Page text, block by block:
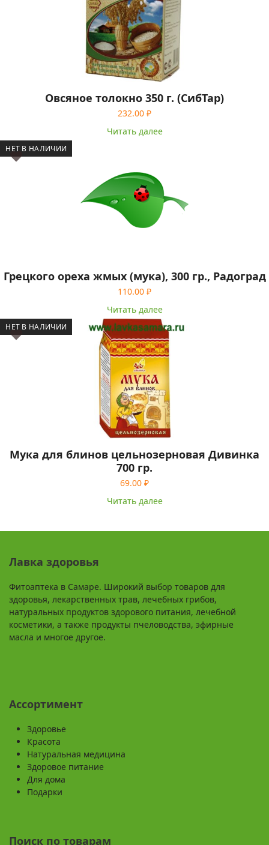
Овсяное толокно 350 г. (СибТар)
232.00 ₽
Читать далее
НЕТ В НАЛИЧИИ
Грецкого ореха жмых (мука), 300 гр., Радоград
110.00 ₽
Читать далее
НЕТ В НАЛИЧИИ
Мука для блинов цельнозерновая Дивинка
700 гр.
69.00 ₽
Читать далее
Лавка здоровья
Фитоаптека в Самаре. Широкий выбор товаров для
здоровья, лекарственных трав, лечебных грибов,
натуральных продуктов здорового питания, лечебной
косметики, а также продукты пчеловодства, эфирные
масла и многое другое.
Ассортимент
Здоровье
Красота
Натуральная медицина
Здоровое питание
Для дома
Подарки
Поиск по товарам